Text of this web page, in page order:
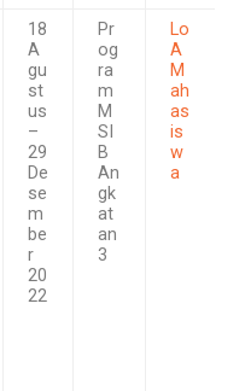
18
A
gu
st
us
–
29
De
se
m
be
r
20
22
Pr
og
ra
m
M
SI
B
An
gk
at
an
3
Lo
A
M
ah
as
is
w
a